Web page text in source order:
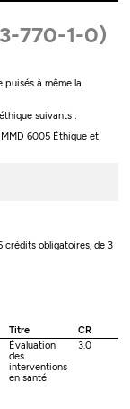
770-1-0)
à même la
suivants :
6005 Éthique et
crédits obligatoires, de 3
Titre
CR
Évaluation
des
interventions
en santé
3.0